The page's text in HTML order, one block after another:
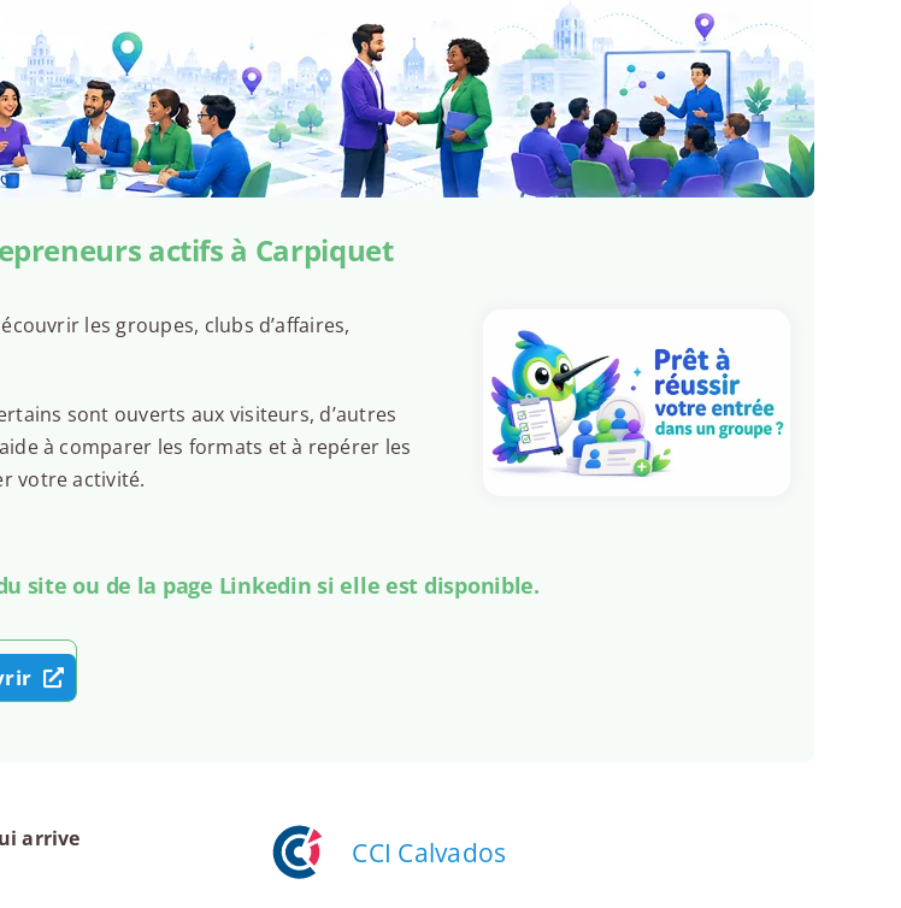
actifs à Carpiquet
les groupes, clubs d’affaires,
sont ouverts aux visiteurs, d’autres
à comparer les formats et à repérer les
votre activité.
site ou de la page Linkedin si elle est disponible.
arrive
CCI Calvados